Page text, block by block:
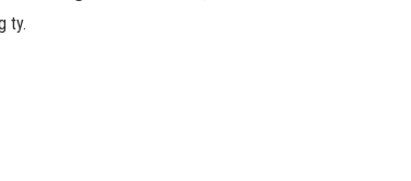
ty.